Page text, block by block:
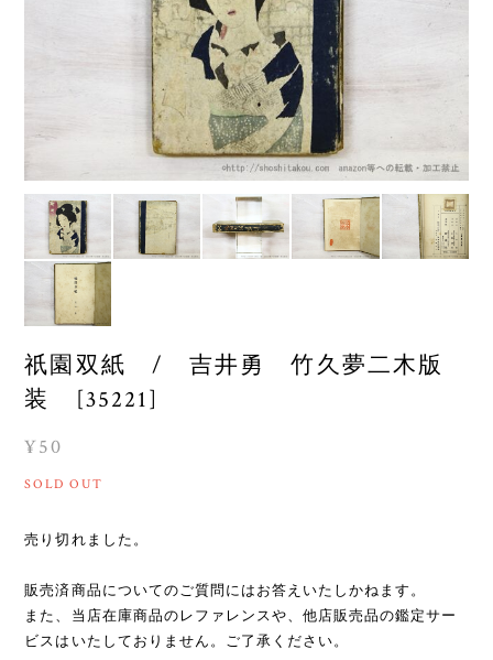
祇園双紙 / 吉井勇 竹久夢二木版
装 [35221]
¥50
SOLD OUT
売り切れました。
販売済商品についてのご質問にはお答えいたしかねます。
また、当店在庫商品のレファレンスや、他店販売品の鑑定サー
ビスはいたしておりません。ご了承ください。